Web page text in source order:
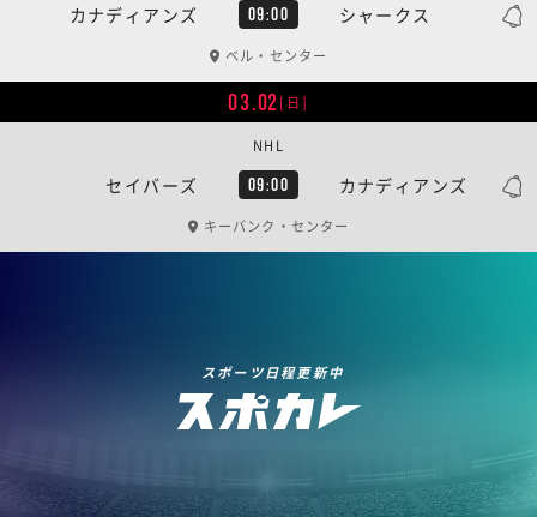
カナディアンズ 09:00 シャークス
ベル・センター
03.02[日]
セイバーズ 09:00 カナディアンズ
NHL
キーバンク・センター
スポーツ日程更新中